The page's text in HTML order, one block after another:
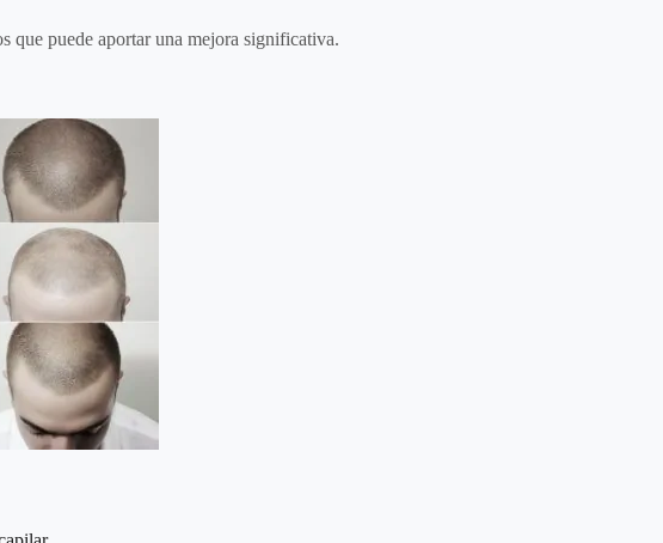
que puede aportar una mejora significativa.